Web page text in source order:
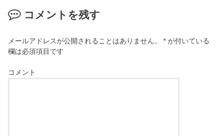
コメントを残す
メールアドレスが公開されることはありません。 * が付いている
欄は必須項目です
コメント